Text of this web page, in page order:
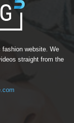
website. We
straight from the